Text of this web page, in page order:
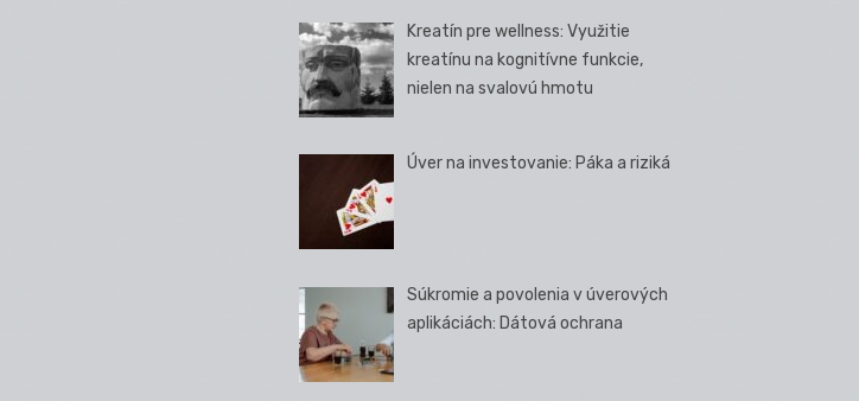
Kreatín pre wellness: Využitie
kreatínu na kognitívne funkcie,
nielen na svalovú hmotu
Úver na investovanie: Páka a riziká
Súkromie a povolenia v úverových
aplikáciách: Dátová ochrana